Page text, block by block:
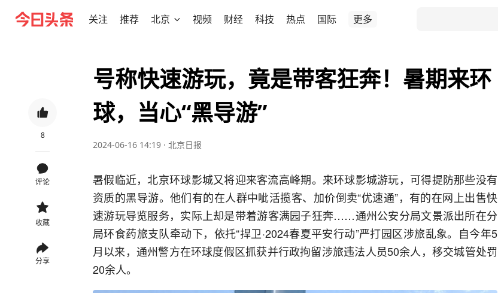
关注 推荐 北京 视频 财经 科技 热点 国际 更多
8
评论
收藏
分享
号称快速游玩，竟是带客狂奔！暑期来环
球，当心“黑导游”
2024-06-16 14:19 · 北京日报
暑假临近，北京环球影城又将迎来客流高峰期。来环球影城游玩，可得提防那些没有
资质的黑导游。他们有的在人群中呲活揽客、加价倒卖“优速通”，有的在网上出售快
速游玩导览服务，实际上却是带着游客满园子狂奔……通州公安分局文景派出所在分
局环食药旅支队牵动下，依托“捍卫·2024春夏平安行动”严打园区涉旅乱象。自今年5
月以来，通州警方在环球度假区抓获并行政拘留涉旅违法人员50余人，移交城管处罚
20余人。